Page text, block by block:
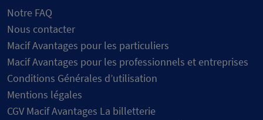
Notre FAQ
Nous contacter
Macif Avantages pour les particuliers
Macif Avantages pour les professionnels et entreprises
Conditions Générales d’utilisation
Mentions légales
CGV Macif Avantages La billetterie